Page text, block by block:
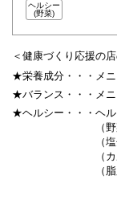
ヘルシー
(野菜)
＜健康づくり応援の
★栄養成分・・・ メ
★バランス・・・ メ
★ヘルシー・・・ ヘ
（
（
（
（